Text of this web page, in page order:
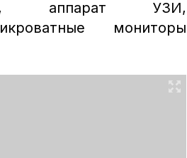
аппарат УЗИ,
мониторы